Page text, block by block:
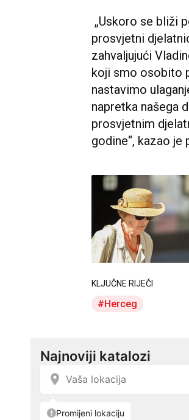
„Uskoro se bliži
prosvjetni
zahvaljujući
koji smo osobito
nastavimo
napretka našega
prosvjetnim
godine“, kazao je
KLJUČNE RIJEČI
Herceg